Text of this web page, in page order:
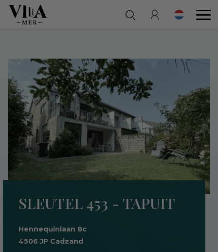
SLEUTEL 453 - TAPUIT
Hennequinlaan 8c
4506 JP Cadzand